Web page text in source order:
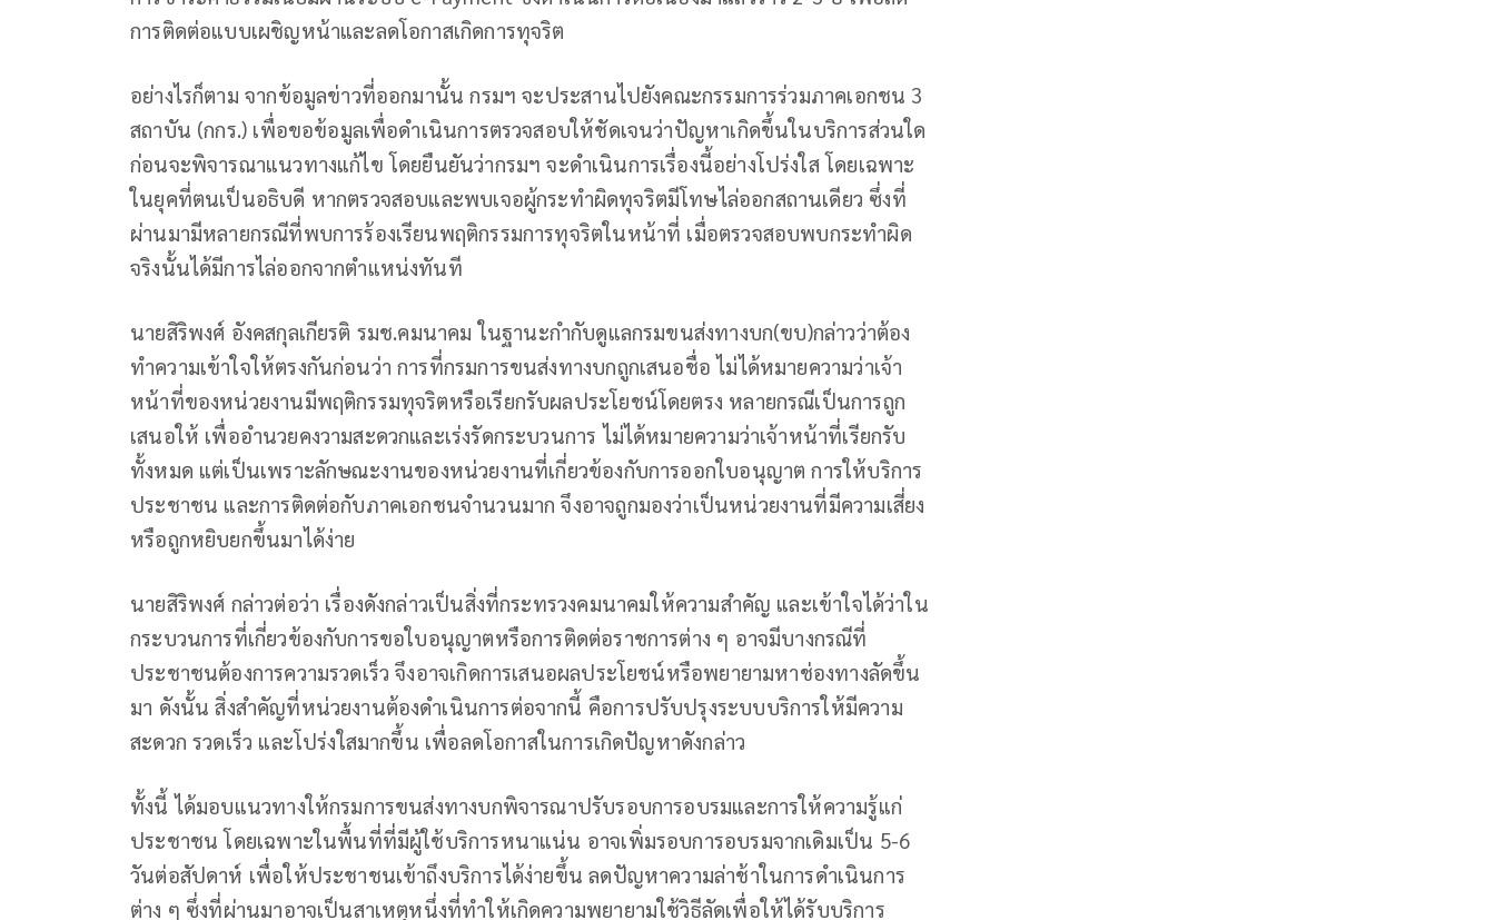
การติดต่อแบบเผชิญหน้าและลดโอกาสเกิดการทุจริต
อย่างไรก็ตาม จากข้อมูลข่าวที่ออกมานั้น กรมฯ จะประสานไปยังคณะกรรมการร่วมภาคเอกชน 3
สถาบัน (กกร.) เพื่อขอข้อมูลเพื่อดำเนินการตรวจสอบให้ชัดเจนว่าปัญหาเกิดขึ้นในบริการส่วนใด
ก่อนจะพิจารณาแนวทางแก้ไข โดยยืนยันว่ากรมฯ จะดำเนินการเรื่องนี้อย่างโปร่งใส โดยเฉพาะ
ในยุคที่ตนเป็นอธิบดี หากตรวจสอบและพบเจอผู้กระทำผิดทุจริตมีโทษไล่ออกสถานเดียว ซึ่งที่
ผ่านมามีหลายกรณีที่พบการร้องเรียนพฤติกรรมการทุจริตในหน้าที่ เมื่อตรวจสอบพบกระทำผิด
จริงนั้นได้มีการไล่ออกจากตำแหน่งทันที
นายสิริพงศ์ อังคสกุลเกียรติ รมช.คมนาคม ในฐานะกำกับดูแลกรมขนส่งทางบก(ขบ)กล่าวว่าต้อง
ทำความเข้าใจให้ตรงกันก่อนว่า การที่กรมการขนส่งทางบกถูกเสนอชื่อ ไม่ได้หมายความว่าเจ้า
หน้าที่ของหน่วยงานมีพฤติกรรมทุจริตหรือเรียกรับผลประโยชน์โดยตรง หลายกรณีเป็นการถูก
เสนอให้ เพื่ออำนวยคงวามสะดวกและเร่งรัดกระบวนการ ไม่ได้หมายความว่าเจ้าหน้าที่เรียกรับ
ทั้งหมด แต่เป็นเพราะลักษณะงานของหน่วยงานที่เกี่ยวข้องกับการออกใบอนุญาต การให้บริการ
ประชาชน และการติดต่อกับภาคเอกชนจำนวนมาก จึงอาจถูกมองว่าเป็นหน่วยงานที่มีความเสี่ยง
หรือถูกหยิบยกขึ้นมาได้ง่าย
นายสิริพงศ์ กล่าวต่อว่า เรื่องดังกล่าวเป็นสิ่งที่กระทรวงคมนาคมให้ความสำคัญ และเข้าใจได้ว่าใน
กระบวนการที่เกี่ยวข้องกับการขอใบอนุญาตหรือการติดต่อราชการต่าง ๆ อาจมีบางกรณีที่
ประชาชนต้องการความรวดเร็ว จึงอาจเกิดการเสนอผลประโยชน์หรือพยายามหาช่องทางลัดขึ้น
มา ดังนั้น สิ่งสำคัญที่หน่วยงานต้องดำเนินการต่อจากนี้ คือการปรับปรุงระบบบริการให้มีความ
สะดวก รวดเร็ว และโปร่งใสมากขึ้น เพื่อลดโอกาสในการเกิดปัญหาดังกล่าว
ทั้งนี้ ได้มอบแนวทางให้กรมการขนส่งทางบกพิจารณาปรับรอบการอบรมและการให้ความรู้แก่
ประชาชน โดยเฉพาะในพื้นที่ที่มีผู้ใช้บริการหนาแน่น อาจเพิ่มรอบการอบรมจากเดิมเป็น 5-6
วันต่อสัปดาห์ เพื่อให้ประชาชนเข้าถึงบริการได้ง่ายขึ้น ลดปัญหาความล่าช้าในการดำเนินการ
ต่าง ๆ ซึ่งที่ผ่านมาอาจเป็นสาเหตุหนึ่งที่ทำให้เกิดความพยายามใช้วิธีลัดเพื่อให้ได้รับบริการ